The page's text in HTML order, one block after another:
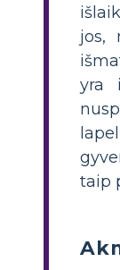
jos,
yra
taip